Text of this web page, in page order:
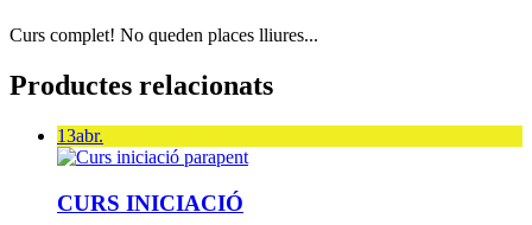
Curs complet! No queden places lliures...
Productes relacionats
13abr.
CURS INICIACIÓ